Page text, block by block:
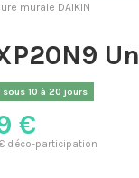
murale DAIKIN
sous 10 à 20 jours
€
d'éco-participation